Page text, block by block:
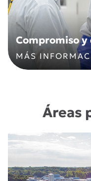
Compromiso
MÁS
Áreas